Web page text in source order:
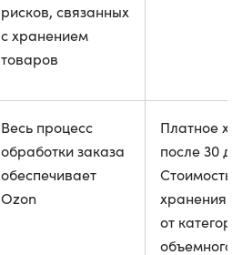
рисков, связанных
с хранением
товаров
Весь процесс
обработки заказа
обеспечивает
Ozon
Платное
после 30
Стоимость
хранения
от
объемного